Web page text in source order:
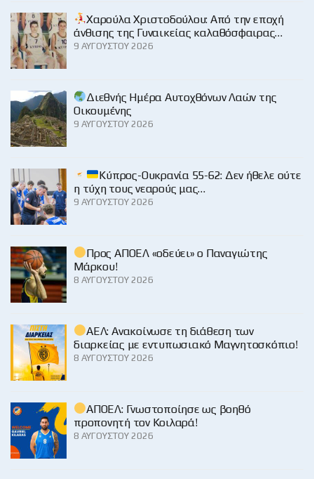
Χαρούλα Χριστοδούλου: Από την εποχή
άνθισης της Γυναικείας καλαθόσφαιρας…
9 ΑΥΓΟΎΣΤΟΥ 2026
Διεθνής Ημέρα Αυτοχθόνων Λαών της
Οικουμένης
9 ΑΥΓΟΎΣΤΟΥ 2026
Κύπρος-Ουκρανία 55-62: Δεν ήθελε ούτε
η τύχη τους νεαρούς μας…
9 ΑΥΓΟΎΣΤΟΥ 2026
Προς ΑΠΟΕΛ «οδεύει» ο Παναγιώτης
Μάρκου!
8 ΑΥΓΟΎΣΤΟΥ 2026
ΑΕΛ: Ανακοίνωσε τη διάθεση των
διαρκείας με εντυπωσιακό Μαγνητοσκόπιο!
8 ΑΥΓΟΎΣΤΟΥ 2026
ΑΠΟΕΛ: Γνωστοποίησε ως βοηθό
προπονητή τον Κοιλαρά!
8 ΑΥΓΟΎΣΤΟΥ 2026